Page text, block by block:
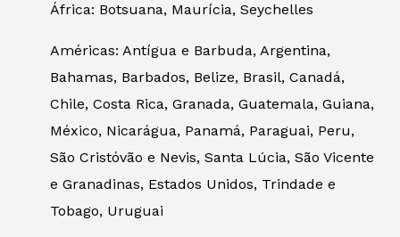
África: Botsuana, Maurícia, Seychelles
Américas: Antígua e Barbuda, Argentina,
Bahamas, Barbados, Belize, Brasil, Canadá,
Chile, Costa Rica, Granada, Guatemala, Guiana,
México, Nicarágua, Panamá, Paraguai, Peru,
São Cristóvão e Nevis, Santa Lúcia, São Vicente
e Granadinas, Estados Unidos, Trindade e
Tobago, Uruguai